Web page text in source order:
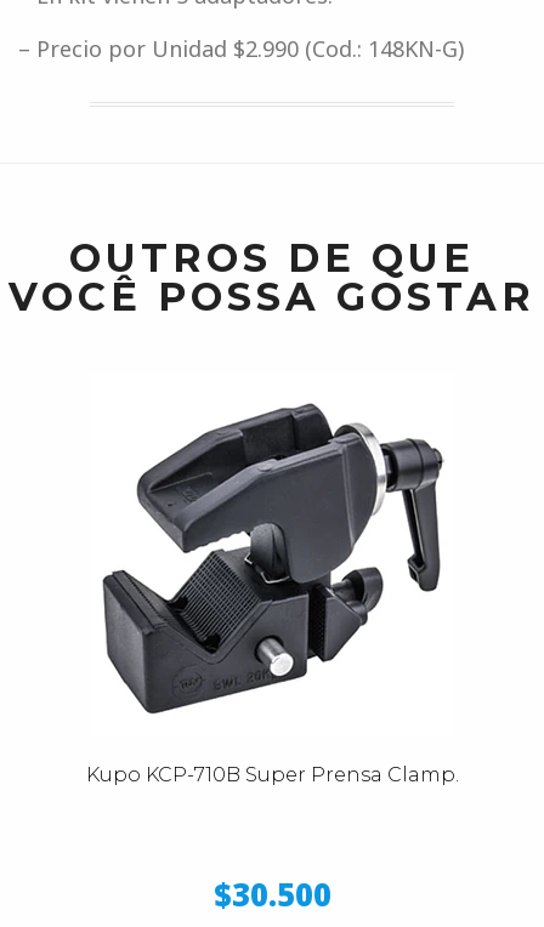
– Precio por Unidad $2.990 (Cod.: 148KN-G)
OUTROS DE QUE
VOCÊ POSSA GOSTAR
Kupo KCP-710B Super Prensa Clamp.
$30.500